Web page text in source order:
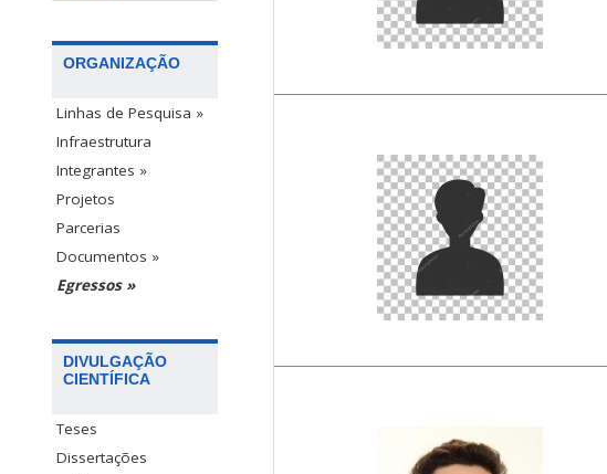
ORGANIZAÇÃO
Linhas de Pesquisa »
Infraestrutura
Integrantes »
Projetos
Parcerias
Documentos »
Egressos »
DIVULGAÇÃO
CIENTÍFICA
Teses
Dissertações